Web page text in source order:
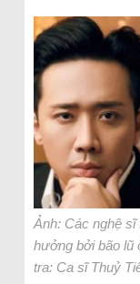
Ảnh: Các nghệ sĩ
hưởng bởi bão lũ
tra: Ca sĩ Thuỷ